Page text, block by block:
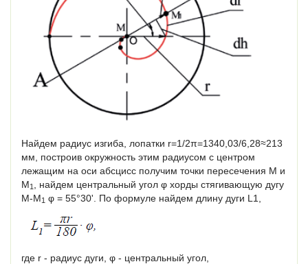
Найдем радиус изгиба, лопатки r=1/2π=1340,03/6,28≈213
мм, построив окружность этим радиусом с центром
лежащим на оси абсцисс получим точки пересечения М и
М1
, найдем центральный угол φ хорды стягивающую дугу
М-М1 φ = 55°30'. По формуле найдем длину дуги L1,
где r - радиус дуги, φ - центральный угол,